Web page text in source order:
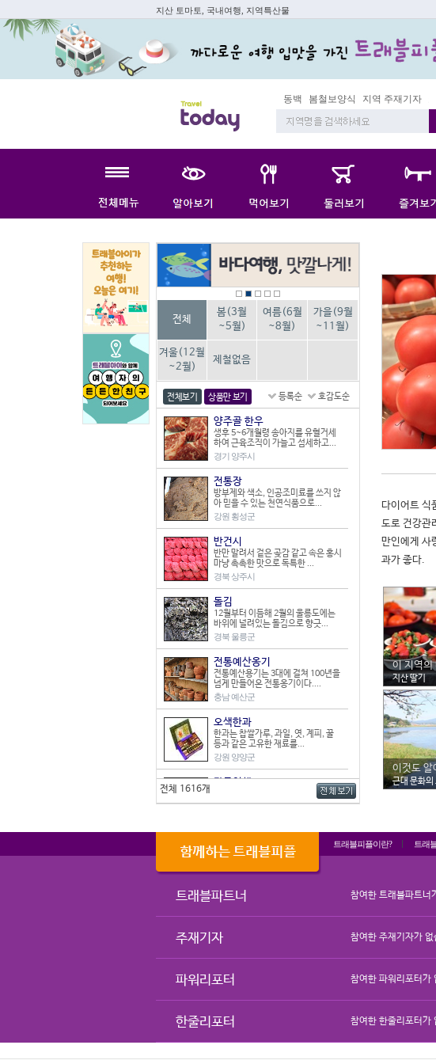
지산 토마토, 국내여행, 지역특산물
동백 봄철보양식 지역 주재기자
전체
봄(3월
~5월)
여름(6월
~8월)
가을(9월
~11월)
겨울(12월
~2월)
제철없음
등록순 호감도순
전체보기 상품만 보기
양주골 한우
생후 5~6개월령 송아지를 유혈거세
하여 근육조직이 가늘고 섬세하고...
경기 양주시
전통장
방부제와 색소, 인공조미료를 쓰지 않
아 믿을 수 있는 천연식품으로...
강원 횡성군
반건시
반만 말려서 겉은 곶감 같고 속은 홍시
마냥 촉촉한 맛으로 독특한 ...
경북 상주시
돌김
12월부터 이듬해 2월의 울릉도에는
바위에 널려있는 돌김으로 향긋...
경북 울릉군
전통예산옹기
전통예산용기는 3대에 걸쳐 100년을
넘게 만들어온 전통옹기이다....
충남 예산군
오색한과
한과는 찹쌀가루, 과일, 엿, 계피, 꿀
등과 같은 고유한 재료를...
강원 양양군
감물염색
청도 감은 수분 함량이 많고 씨가 없어
염색 재료로 아주 적합하다...
인삼
충청북도 옥천군 청산면, 청성면 일대
충북 옥천군
상추
부산광역시 강서구에서 재배한 맥도
부산 강서구
청정해역 한려수도 삼천포의 대표적
인 건어포는 쥐포, 오징어포, 명...
매생이
는 완도군의 대표 특산물 중 하...
전남 완도군
전체 1616개
다이어트 식
도로 건강관
만인에게 사
과가 좋다.
이 지역의
지산 딸기
이것도 알
근대 문화의
트래블피플이란? 트래
트래블파트너 참여한 트래블파트너
주재기자 참여한 주재기자가 없
파워리포터 참여한 파워리포터가
한줄리포터 참여한 한줄리포터가